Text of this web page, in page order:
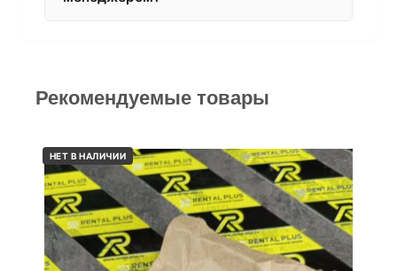
Рекомендуемые товары
НЕТ В НАЛИЧИИ